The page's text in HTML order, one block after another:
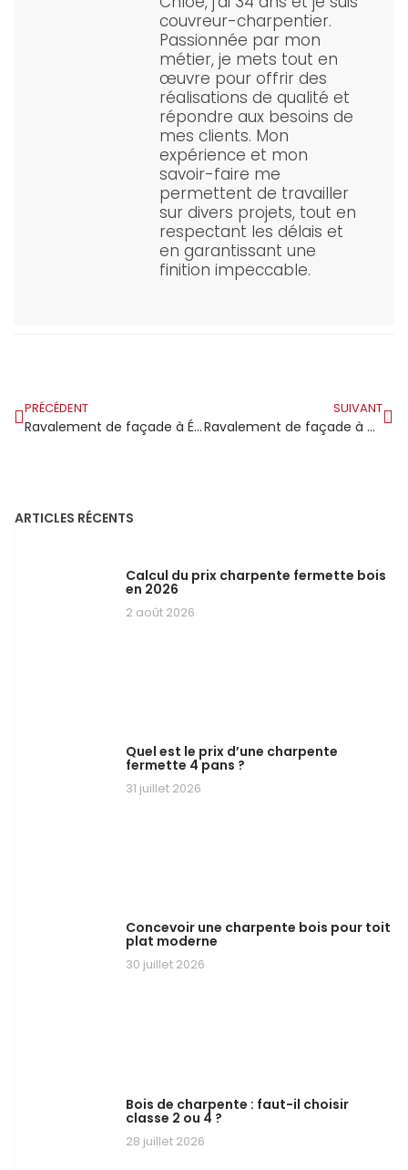
couvreur-charpentier.
Passionnée par mon
métier, je mets tout en
œuvre pour offrir des
réalisations de qualité et
répondre aux besoins de
mes clients. Mon
expérience et mon
savoir-faire me
permettent de travailler
sur divers projets, tout en
respectant les délais et
en garantissant une
finition impeccable.
PRÉCÉDENT
Ravalement de façade à Étampes : entre patrimoine architectural et exigences climatiques de la Beauce
SUIVANT
Ravalement de façade à Gif-sur-Yvette : dans ce pôle scientifique les propriétaires n’improvisent pas
ARTICLES RÉCENTS
Calcul du prix charpente fermette bois
en 2026
2 août 2026
Quel est le prix d’une charpente
fermette 4 pans ?
31 juillet 2026
Concevoir une charpente bois pour toit
plat moderne
30 juillet 2026
Bois de charpente : faut-il choisir
classe 2 ou 4 ?
28 juillet 2026